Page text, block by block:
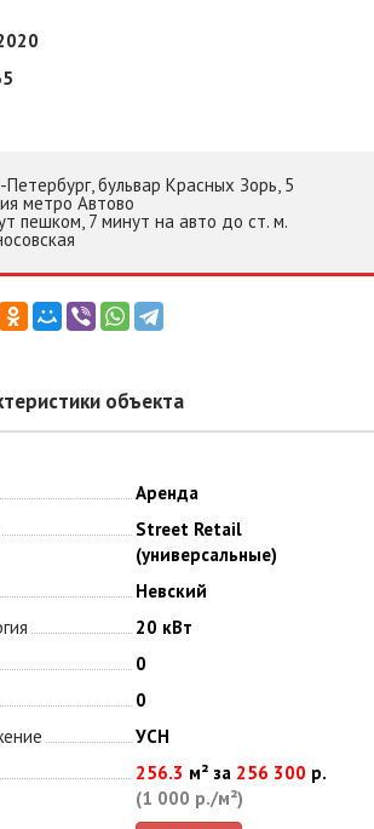
Петербург, бульвар Красных Зорь, 5
метро Автово
пешком, 7 минут на авто до ст. м.
объекта
Аренда
Street Retail
(универсальные)
Невский
20 кВт
0
0
УСН
256.3 м² за 256 300 р.
(1 000 р./м²)